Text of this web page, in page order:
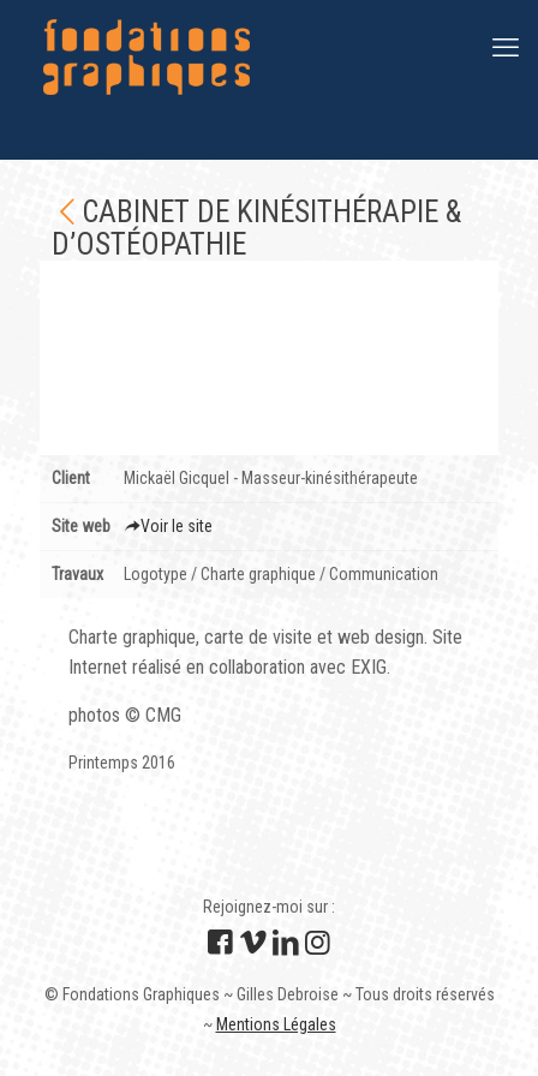
CABINET DE KINÉSITHÉRAPIE &
D’OSTÉOPATHIE
Client Mickaël Gicquel - Masseur-kinésithérapeute
Site web Voir le site
Travaux Logotype / Charte graphique / Communication
Charte graphique, carte de visite et web design. Site
Internet réalisé en collaboration avec EXIG.
photos © CMG
Printemps 2016
Rejoignez-moi sur :
© Fondations Graphiques ~ Gilles Debroise ~ Tous droits réservés
~ Mentions Légales